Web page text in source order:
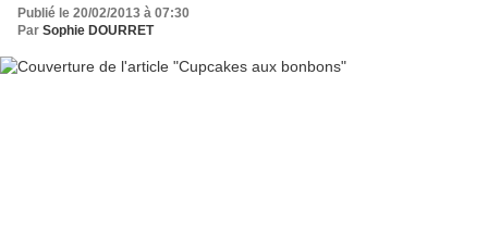
Publié le 20/02/2013 à 07:30
Par Sophie DOURRET